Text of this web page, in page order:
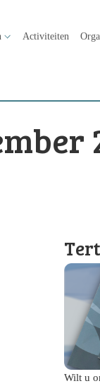
Activiteiten
Wilt u